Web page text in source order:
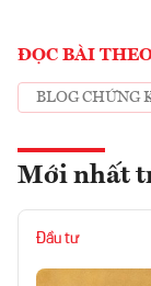
ĐỌC BÀI
BLOG CHỨNG
Mới nhất
Đầu tư